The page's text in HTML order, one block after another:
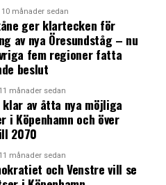
10 månader sedan
ger klartecken för
av nya Öresundståg – nu
fem regioner fatta
beslut
11 månader sedan
av åtta nya möjliga
i Köpenhamn och över
2070
11 månader sedan
och Venstre vill se